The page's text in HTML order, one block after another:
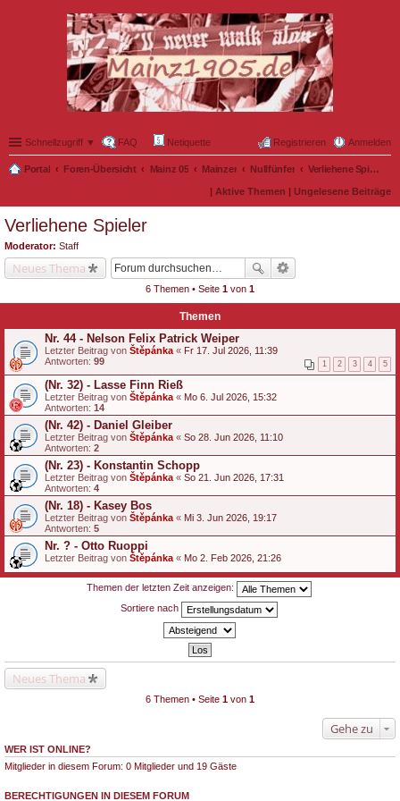
Schnellzugriff ▼ FAQ Netiquette Anmelden
Registrieren
Portal Foren-Übersicht Mainz 05 Mainzer Nullfünfer Verliehene Spieler
| Aktive Themen | Ungelesene Beiträge
Verliehene Spieler
Moderator: Staff
Neues Thema
6 Themen • Seite 1 von 1
Themen
Nr. 44 - Nelson Felix Patrick Weiper
Letzter Beitrag von Štěpánka « Fr 17. Jul 2026, 11:39
Antworten: 99 1 2 3 4 5
(Nr. 32) - Lasse Finn Rieß
Letzter Beitrag von Štěpánka « Mo 6. Jul 2026, 15:32
Antworten: 14
(Nr. 42) - Daniel Gleiber
Letzter Beitrag von Štěpánka « So 28. Jun 2026, 11:10
Antworten: 2
(Nr. 23) - Konstantin Schopp
Letzter Beitrag von Štěpánka « So 21. Jun 2026, 17:31
Antworten: 4
(Nr. 18) - Kasey Bos
Letzter Beitrag von Štěpánka « Mi 3. Jun 2026, 19:17
Antworten: 5
Nr. ? - Otto Ruoppi
Letzter Beitrag von Štěpánka « Mo 2. Feb 2026, 21:26
Themen der letzten Zeit anzeigen:
Sortiere nach
Neues Thema
6 Themen • Seite 1 von 1
Gehe zu
WER IST ONLINE?
Mitglieder in diesem Forum: 0 Mitglieder und 19 Gäste
BERECHTIGUNGEN IN DIESEM FORUM